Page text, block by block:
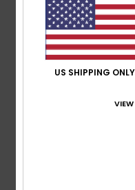
gebaseerd op1
100% van onze
US SHIPPING ONLY